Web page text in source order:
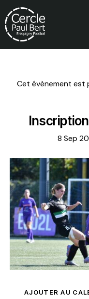
Cet évènement est
8 Sep
AJOUTER AU